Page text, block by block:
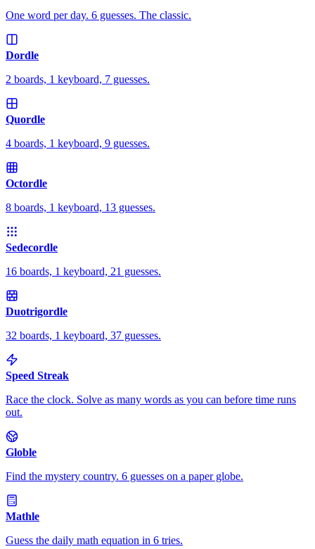
One word per day. 6 guesses. The classic.
Dordle
2 boards, 1 keyboard, 7 guesses.
Quordle
4 boards, 1 keyboard, 9 guesses.
Octordle
8 boards, 1 keyboard, 13 guesses.
Sedecordle
16 boards, 1 keyboard, 21 guesses.
Duotrigordle
32 boards, 1 keyboard, 37 guesses.
Speed Streak
Race the clock. Solve as many words as you can before time runs
out.
Globle
Find the mystery country. 6 guesses on a paper globe.
Mathle
Guess the daily math equation in 6 tries.